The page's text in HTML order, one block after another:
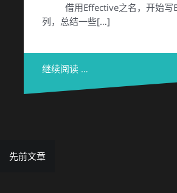
借用Effective之名，开始写
列，总结一些[…]
继续阅读 …
文
先前文章